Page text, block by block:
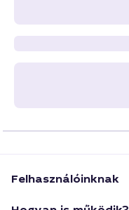
Felhasználóinknak